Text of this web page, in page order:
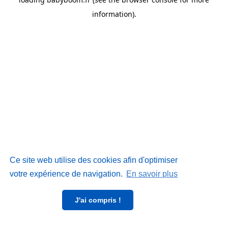
Ce site web utilise des cookies afin d'optimiser
votre expérience de navigation. En savoir plus
J'ai compris !
information).